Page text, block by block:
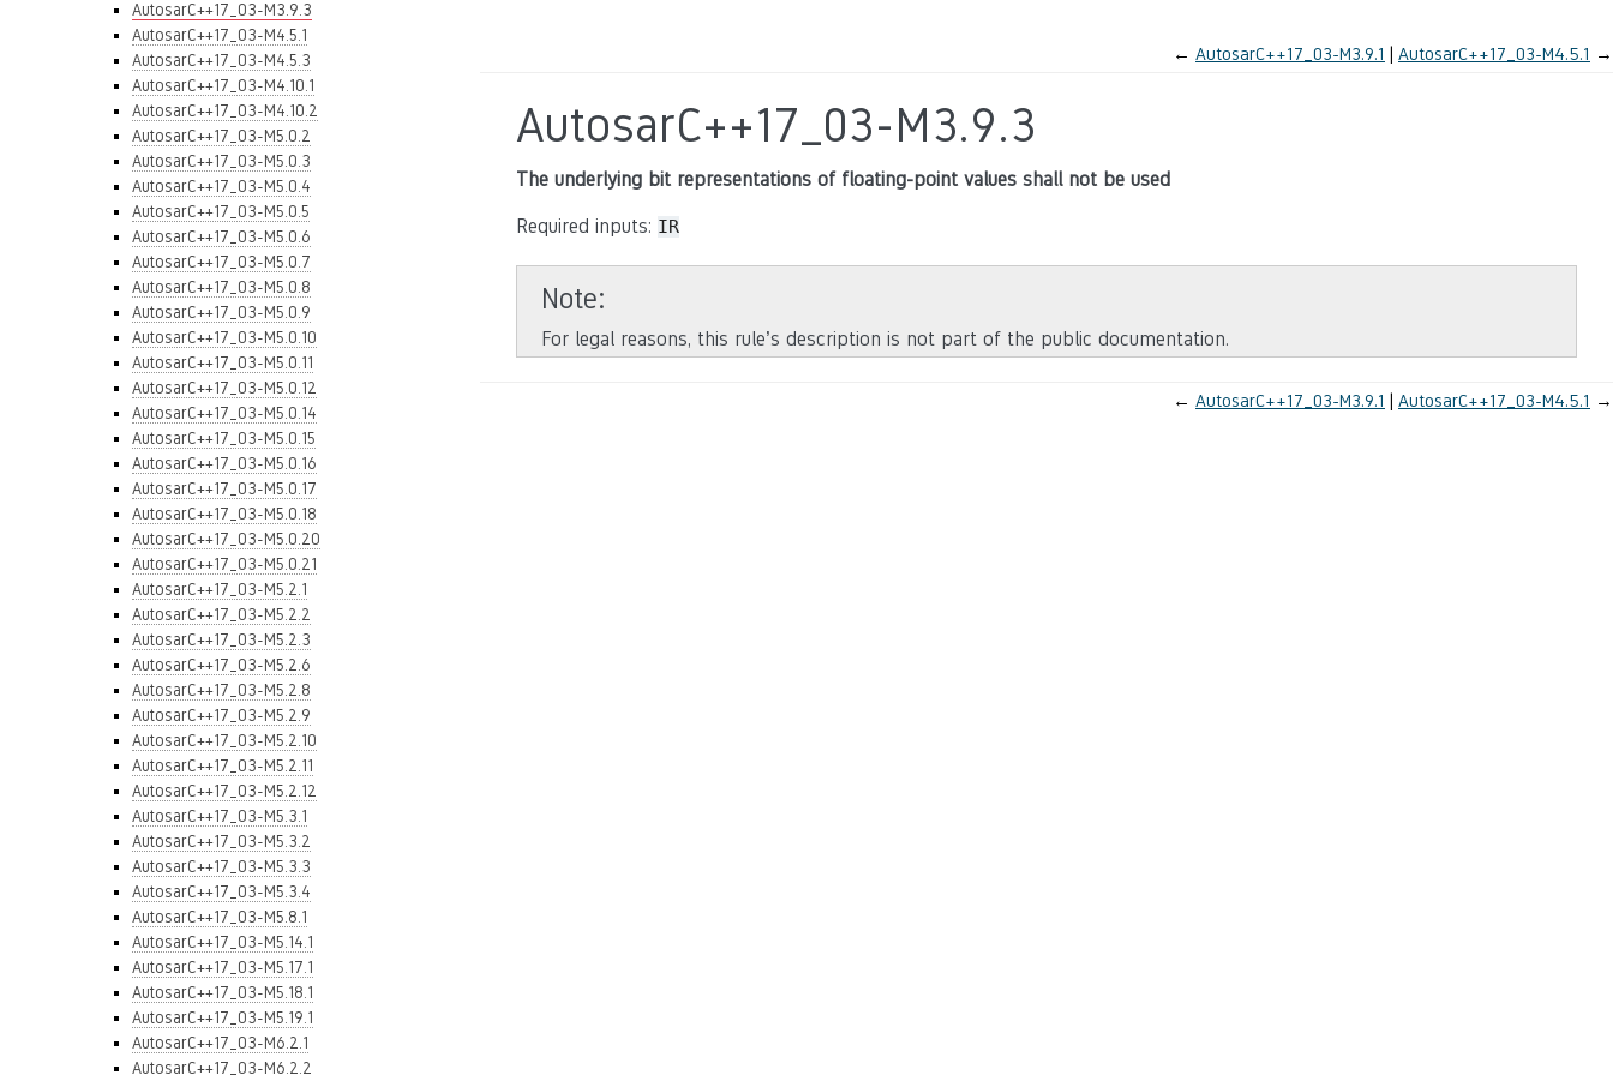
AutosarC++17_03-M3.9.3
AutosarC++17_03-M4.5.1
AutosarC++17_03-M4.5.3
AutosarC++17_03-M4.10.1
AutosarC++17_03-M4.10.2
AutosarC++17_03-M5.0.2
AutosarC++17_03-M5.0.3
AutosarC++17_03-M5.0.4
AutosarC++17_03-M5.0.5
AutosarC++17_03-M5.0.6
AutosarC++17_03-M5.0.7
AutosarC++17_03-M5.0.8
AutosarC++17_03-M5.0.9
AutosarC++17_03-M5.0.10
AutosarC++17_03-M5.0.11
AutosarC++17_03-M5.0.12
AutosarC++17_03-M5.0.14
AutosarC++17_03-M5.0.15
AutosarC++17_03-M5.0.16
AutosarC++17_03-M5.0.17
AutosarC++17_03-M5.0.18
AutosarC++17_03-M5.0.20
AutosarC++17_03-M5.0.21
AutosarC++17_03-M5.2.1
AutosarC++17_03-M5.2.2
AutosarC++17_03-M5.2.3
AutosarC++17_03-M5.2.6
AutosarC++17_03-M5.2.8
AutosarC++17_03-M5.2.9
AutosarC++17_03-M5.2.10
AutosarC++17_03-M5.2.11
AutosarC++17_03-M5.2.12
AutosarC++17_03-M5.3.1
AutosarC++17_03-M5.3.2
AutosarC++17_03-M5.3.3
AutosarC++17_03-M5.3.4
AutosarC++17_03-M5.8.1
AutosarC++17_03-M5.14.1
AutosarC++17_03-M5.17.1
AutosarC++17_03-M5.18.1
AutosarC++17_03-M5.19.1
AutosarC++17_03-M6.2.1
AutosarC++17_03-M6.2.2
← AutosarC++17_03-M3.9.1 AutosarC++17_03-M4.5.1 →
AutosarC++17_03-M3.9.3
The underlying bit representations of floating-point values shall not be used
Required inputs: IR
Note
For legal reasons, this rule’s description is not part of the public documentation.
← AutosarC++17_03-M3.9.1 AutosarC++17_03-M4.5.1 →